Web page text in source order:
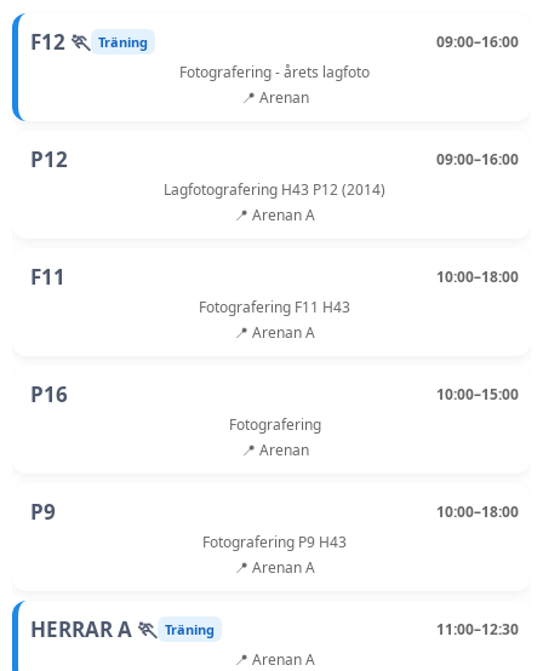
F12 🏃 Träning
09:00–16:00
Fotografering - årets lagfoto
📍 Arenan
P12
09:00–16:00
Lagfotografering H43 P12 (2014)
📍 Arenan A
F11
10:00–18:00
Fotografering F11 H43
📍 Arenan A
P16
10:00–15:00
Fotografering
📍 Arenan
P9
10:00–18:00
Fotografering P9 H43
📍 Arenan A
HERRAR A 🏃 Träning
11:00–12:30
📍 Arenan A